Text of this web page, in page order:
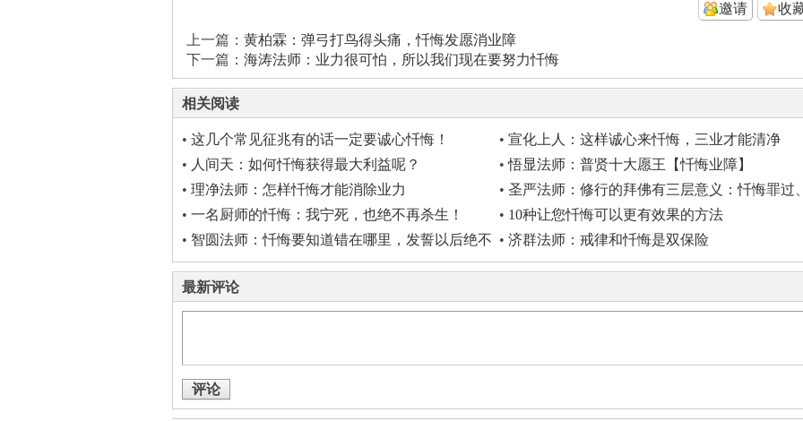
收
邀请
上一篇： 黄柏霖：弹弓打鸟得头痛，忏悔发愿消业障
下一篇： 海涛法师：业力很可怕，所以我们现在要努力忏悔
相关阅读
• 这几个常见征兆有的话一定要诚心忏悔！ • 宣化上人：这样诚心来忏悔，三业才能清净
• 人间天：如何忏悔获得最大利益呢？ •悟显法师：普贤十大愿王【忏悔业障】
• 理净法师：怎样忏悔才能消除业力 • 圣严法师：修行的拜佛有三层意义：忏悔罪过
修持禅定、感恩礼敬 ... ...
• 一名厨师的忏悔：我宁死，也绝不再杀生！ • 10种让您忏悔可以更有效果的方法
• 智圆法师：忏悔要知道错在哪里，发誓以后绝不
复造
• 济群法师：戒律和忏悔是双保险
最新评论
评论